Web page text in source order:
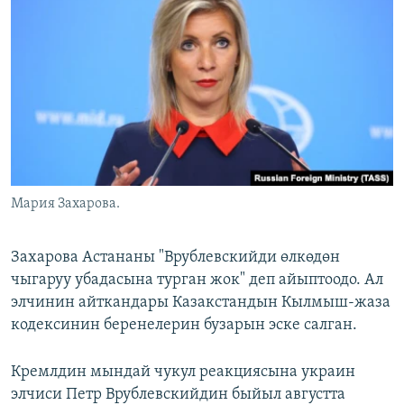
Мария Захарова.
Захарова Астананы "Врублевскийди өлкөдөн
чыгаруу убадасына турган жок" деп айыптоодо. Ал
элчинин айткандары Казакстандын Кылмыш-жаза
кодексинин беренелерин бузарын эске салган.
Кремлдин мындай чукул реакциясына украин
элчиси Петр Врублевскийдин быйыл августта